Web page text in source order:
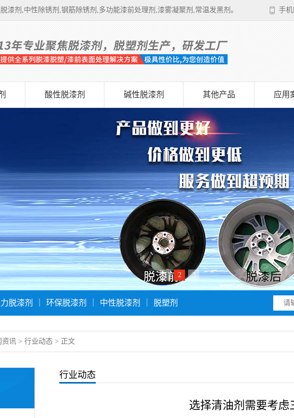
漆剂,中性除锈剂,钢筋除锈剂,多功能漆前处理剂,漆雾凝聚剂,常温发黑剂。 手
酸性脱漆剂 碱性脱漆剂 其他产品 应用
1 2 3
脱漆剂 环保脱漆剂 中性脱漆剂 脱塑剂
资讯 > 行业动态 > 正文
行业动态
选择清油剂需要考虑